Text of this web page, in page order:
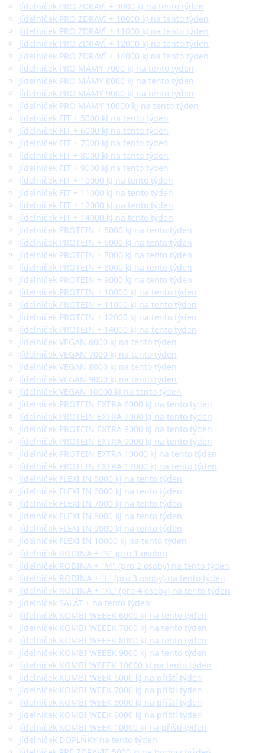
Jídelníček PRO ZDRAVÍ + 9000 kJ na tento týden
Jídelníček PRO ZDRAVÍ + 10000 kJ na tento týden
Jídelníček PRO ZDRAVÍ + 11000 kJ na tento týden
Jídelníček PRO ZDRAVÍ + 12000 kJ na tento týden
Jídelníček PRO ZDRAVÍ + 14000 kJ na tento týden
Jídelníček PRO MÁMY 7000 kJ na tento týden
Jídelníček PRO MÁMY 8000 kJ na tento týden
Jídelníček PRO MÁMY 9000 kJ na tento týden
Jídelníček PRO MÁMY 10000 kJ na tento týden
Jídelníček FIT + 5000 kJ na tento týden
Jídelníček FIT + 6000 kJ na tento týden
Jídelníček FIT + 7000 kJ na tento týden
Jídelníček FIT + 8000 kJ na tento týden
Jídelníček FIT + 9000 kJ na tento týden
Jídelníček FIT + 10000 kJ na tento týden
Jídelníček FIT + 11000 kJ na tento týden
Jídelníček FIT + 12000 kJ na tento týden
Jídelníček FIT + 14000 kJ na tento týden
Jídelníček PROTEIN + 5000 kJ na tento týden
Jídelníček PROTEIN + 6000 kJ na tento týden
Jídelníček PROTEIN + 7000 kJ na tento týden
Jídelníček PROTEIN + 8000 kJ na tento týden
Jídelníček PROTEIN + 9000 kJ na tento týden
Jídelníček PROTEIN + 10000 kJ na tento týden
Jídelníček PROTEIN + 11000 kJ na tento týden
Jídelníček PROTEIN + 12000 kJ na tento týden
Jídelníček PROTEIN + 14000 kJ na tento týden
Jídelníček VEGAN 6000 kJ na tento týden
Jídelníček VEGAN 7000 kJ na tento týden
Jídelníček VEGAN 8000 kJ na tento týden
Jídelníček VEGAN 9000 kJ na tento týden
Jídelníček VEGAN 10000 kJ na tento týden
Jídelníček PROTEIN EXTRA 6000 kJ na tento týden
Jídelníček PROTEIN EXTRA 7000 kJ na tento týden
Jídelníček PROTEIN EXTRA 8000 kJ na tento týden
Jídelníček PROTEIN EXTRA 9000 kJ na tento týden
Jídelníček PROTEIN EXTRA 10000 kJ na tento týden
Jídelníček PROTEIN EXTRA 12000 kJ na tento týden
Jídelníček FLEXI IN 5000 kJ na tento týden
Jídelníček FLEXI IN 6000 kJ na tento týden
Jídelníček FLEXI IN 7000 kJ na tento týden
Jídelníček FLEXI IN 8000 kJ na tento týden
Jídelníček FLEXI IN 9000 kJ na tento týden
Jídelníček FLEXI IN 10000 kJ na tento týden
Jídelníček RODINA + "S" (pro 1 osobu)
Jídelníček RODINA + "M" (pro 2 osoby) na tento týden
Jídelníček RODINA + "L" (pro 3 osoby) na tento týden
Jídelníček RODINA + "XL" (pro 4 osoby) na tento týden
Jídelníček SALÁT + na tento týden
Jídelníček KOMBI WEEEK 6000 kJ na tento týden
Jídelníček KOMBI WEEEK 7000 kJ na tento týden
Jídelníček KOMBI WEEEK 8000 kJ na tento týden
Jídelníček KOMBI WEEEK 9000 kJ na tento týden
Jídelníček KOMBI WEEEK 10000 kJ na tento týden
Jídelníček KOMBI WEEK 6000 kJ na příští týden
Jídelníček KOMBI WEEK 7000 kJ na příští týden
Jídelníček KOMBI WEEK 8000 kJ na příští týden
Jídelníček KOMBI WEEK 9000 kJ na příští týden
Jídelníček KOMBI WEEK 10000 kJ na příští týden
Jídelníček DOPLŇKY na tento týden